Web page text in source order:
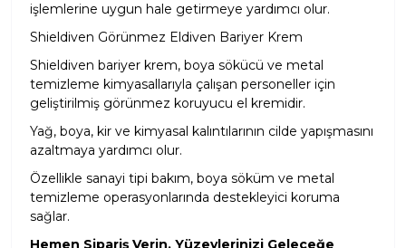
işlemlerine uygun hale getirmeye yardımcı olur.
Shieldiven Görünmez Eldiven Bariyer Krem
Shieldiven bariyer krem, boya sökücü ve metal
temizleme kimyasallarıyla çalışan personeller için
geliştirilmiş görünmez koruyucu el kremidir.
Yağ, boya, kir ve kimyasal kalıntılarının cilde yapışmasını
azaltmaya yardımcı olur.
Özellikle sanayi tipi bakım, boya söküm ve metal
temizleme operasyonlarında destekleyici koruma
sağlar.
Hemen Sipariş Verin, Yüzeylerinizi Geleceğe